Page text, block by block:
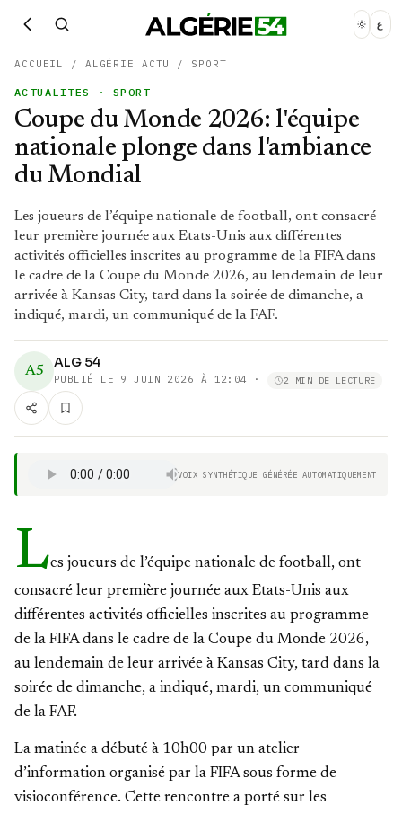
ع
ACCUEIL / ALGÉRIE ACTU / SPORT
ACTUALITES · SPORT
Coupe du Monde 2026: l'équipe
nationale plonge dans l'ambiance
du Mondial
Les joueurs de l’équipe nationale de football, ont consacré
leur première journée aux Etats-Unis aux différentes
activités officielles inscrites au programme de la FIFA dans
le cadre de la Coupe du Monde 2026, au lendemain de leur
arrivée à Kansas City, tard dans la soirée de dimanche, a
indiqué, mardi, un communiqué de la FAF.
A5
ALG 54
PUBLIÉ LE 9 JUIN 2026 À 12:04 · 2 MIN DE LECTURE
VOIX SYNTHÉTIQUE GÉNÉRÉE AUTOMATIQUEMENT
Les joueurs de l’équipe nationale de football, ont
consacré leur première journée aux Etats-Unis aux
différentes activités officielles inscrites au programme
de la FIFA dans le cadre de la Coupe du Monde 2026,
au lendemain de leur arrivée à Kansas City, tard dans la
soirée de dimanche, a indiqué, mardi, un communiqué
de la FAF.
La matinée a débuté à 10h00 par un atelier
d’information organisé par la FIFA sous forme de
visioconférence. Cette rencontre a porté sur les